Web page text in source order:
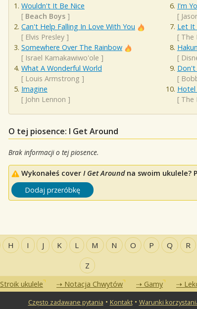
Wouldn't It Be Nice
[ Beach Boys ]
Can't Help Falling In Love With You
[ Elvis Presley ]
Somewhere Over The Rainbow
[ Israel Kamakawiwo'ole ]
What A Wonderful World
[ Louis Armstrong ]
Imagine
[ John Lennon ]
I'm
[
Let It
[ The
[
Don't
[
Hotel
[ The
O tej piosence: I Get Around
Brak informacji o tej piosence.
Wykonałeś cover I Get Aroundna swoim ukulele?
Dodaj przeróbkę
H I J K L M N O P Q R
Z
Stroik ukulele Notacja Chwytów Gamy
Często zadawane pytania • Kontakt• Warunki